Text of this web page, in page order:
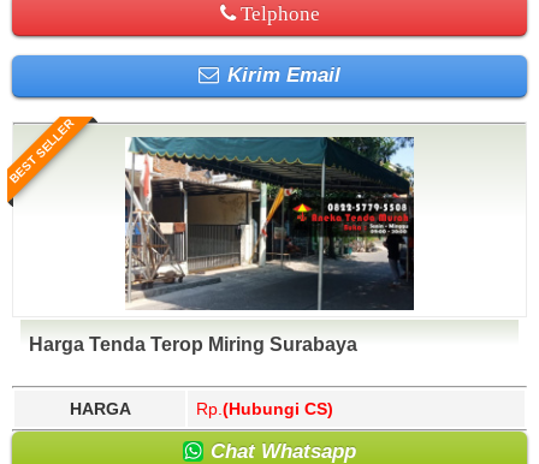
Telphone
Kirim Email
BEST SELLER
Harga Tenda Terop Miring Surabaya
HARGA Rp. (Hubungi CS)
Chat Whatsapp